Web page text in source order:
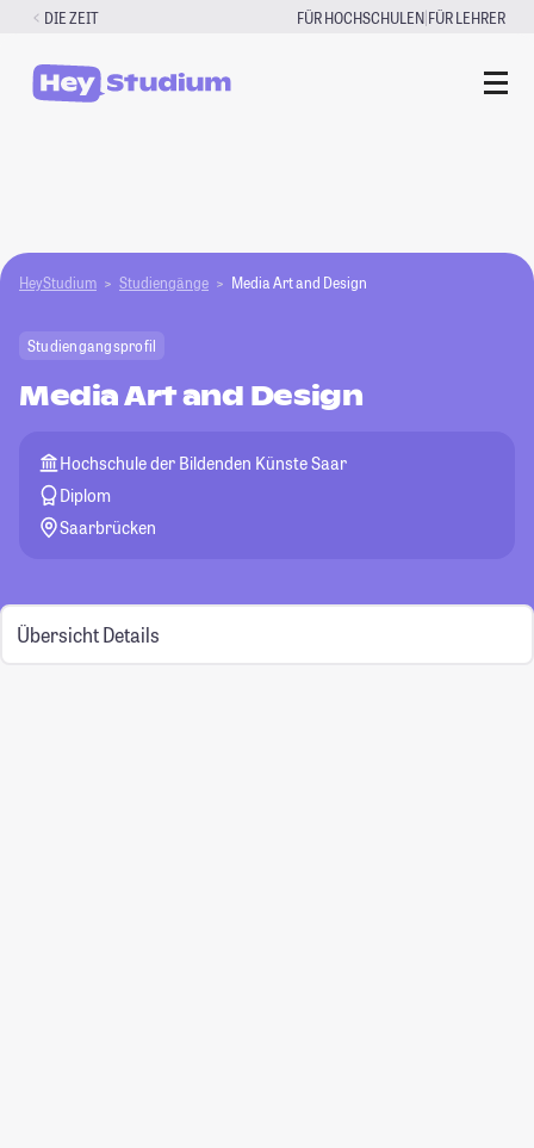
Zum
springen
DIE ZEIT FÜR HOCHSCHULEN|FÜR LEHRER
HeyStudium Studiengänge Media Art and Design
Studiengangsprofil
Media Art and Design
Hochschule der Bildenden Künste Saar
Diplom
Saarbrücken
Übersicht Details